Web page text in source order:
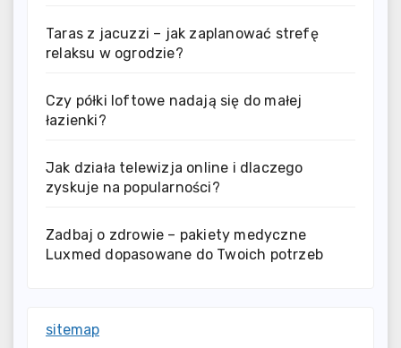
Taras z jacuzzi – jak zaplanować strefę
relaksu w ogrodzie?
Czy półki loftowe nadają się do małej
łazienki?
Jak działa telewizja online i dlaczego
zyskuje na popularności?
Zadbaj o zdrowie – pakiety medyczne
Luxmed dopasowane do Twoich potrzeb
sitemap